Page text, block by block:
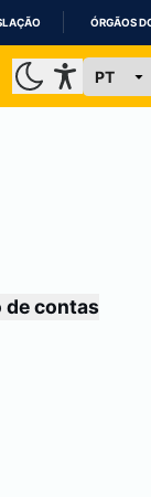
ÓRGÃOS
de contas